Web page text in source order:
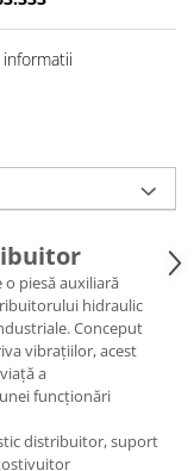
piesă auxiliară
hidraulic
Conceput
vibrațiilor, acest
a
funcționări
distribuitor, suport